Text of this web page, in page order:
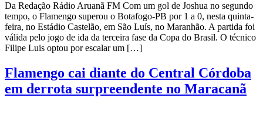
Da Redação Rádio Aruanã FM Com um gol de Joshua no segundo
tempo, o Flamengo superou o Botafogo-PB por 1 a 0, nesta quinta-
feira, no Estádio Castelão, em São Luís, no Maranhão. A partida foi
válida pelo jogo de ida da terceira fase da Copa do Brasil. O técnico
Filipe Luis optou por escalar um […]
Flamengo cai diante do Central Córdoba
em derrota surpreendente no Maracanã